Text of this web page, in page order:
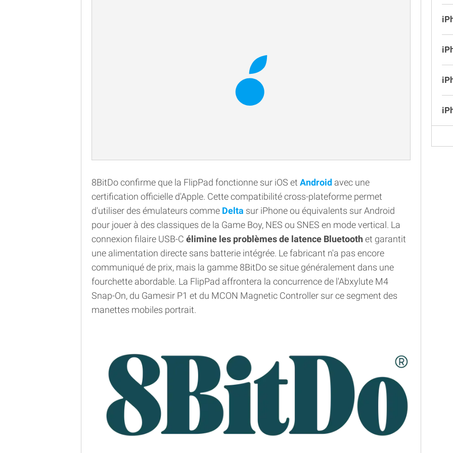
8BitDo confirme que la FlipPad fonctionne sur iOS et Android avec une
certification officielle d'Apple. Cette compatibilité cross-plateforme permet
d'utiliser des émulateurs comme Delta sur iPhone ou équivalents sur Android
pour jouer à des classiques de la Game Boy, NES ou SNES en mode vertical. La
connexion filaire USB-C élimine les problèmes de latence Bluetooth et garantit
une alimentation directe sans batterie intégrée. Le fabricant n'a pas encore
communiqué de prix, mais la gamme 8BitDo se situe généralement dans une
fourchette abordable. La FlipPad affrontera la concurrence de l'Abxylute M4
Snap-On, du Gamesir P1 et du MCON Magnetic Controller sur ce segment des
manettes mobiles portrait.